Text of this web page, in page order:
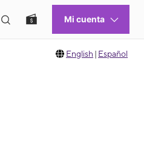
English | Español